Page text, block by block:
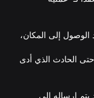
الوصول إلى المكان،
الحادث الذي أدى
إرساله إلى